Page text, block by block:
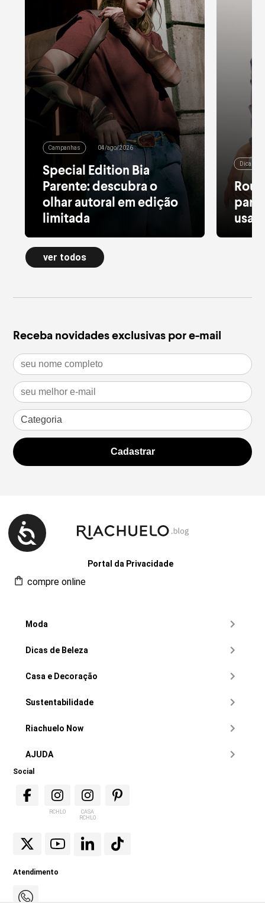
Campanhas 04/ago/2026
Special Edition Bia
Parente: descubra o
olhar autoral em edição
limitada
Alfaiataria leve, tule estampado, pied
de poule e acessórios com pedras
naturais dão forma à nova Special
Edition
Dicas de
para
usar
ver todos
Receba novidades exclusivas por e-mail
Portal da Privacidade
compre online
Moda
Dicas de Beleza
Casa e Decoração
Sustentabilidade
Riachuelo Now
AJUDA
Social
RCHLO
CASA
RCHLO
Atendimento